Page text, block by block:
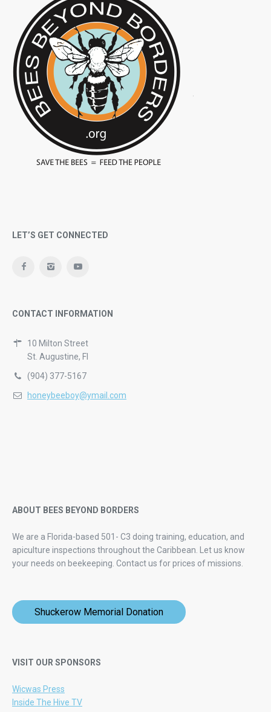
LET’S GET CONNECTED
CONTACT INFORMATION
10 Milton Street
St. Augustine, Fl
(904) 377-5167
honeybeeboy@ymail.com
ABOUT BEES BEYOND BORDERS
We are a Florida-based 501- C3 doing training, education, and
apiculture inspections throughout the Caribbean. Let us know
your needs on beekeeping. Contact us for prices of missions.
Shuckerow Memorial Donation
VISIT OUR SPONSORS
Wicwas Press
Inside The Hive TV